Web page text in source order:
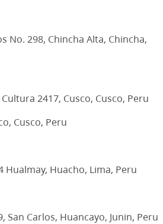
No. 298, Chincha Alta, Chincha,
2417, Cusco, Cusco, Peru
Cusco, Peru
Hualmay, Huacho, Lima, Peru
San Carlos, Huancayo, Junin, Peru